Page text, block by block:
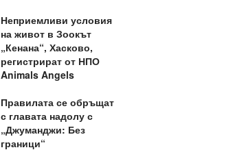
Неприемливи условия
на живот в Зоокът
„Кенана“, Хасково,
регистрират от НПО
Animals Angels
Правилата се обръщат
с главата надолу с
„Джуманджи: Без
граници“